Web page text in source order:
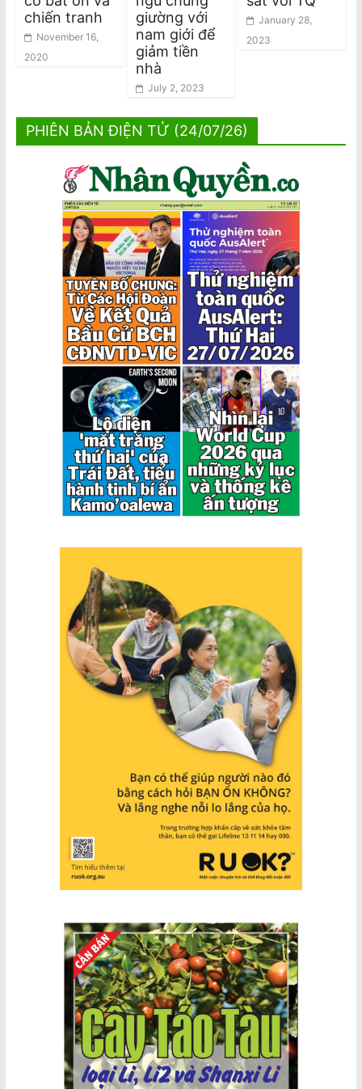
chiến tranh
November 16,
2020
giường với
nam giới để
giảm tiền
nhà
July 2, 2023
January 28,
2023
PHIÊN BẢN ĐIỆN TỬ (24/07/26)